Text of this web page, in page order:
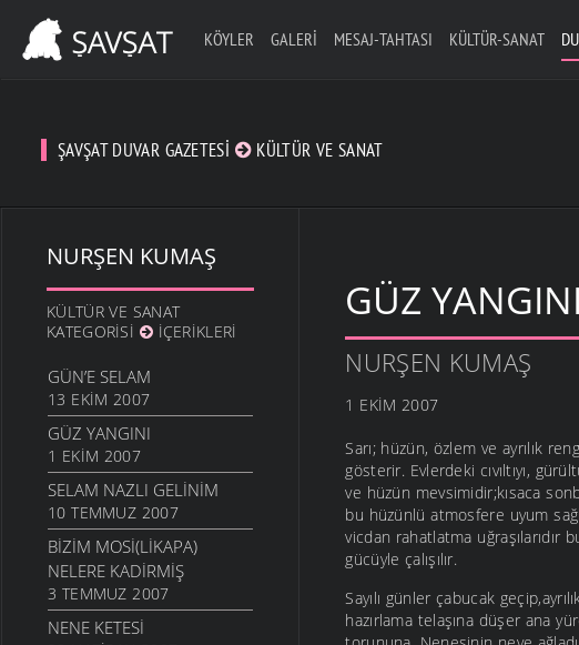
KÖYLER GALERI MESAJ-TAHTASI KÜLTÜR-SANAT
ŞAVŞAT DUVAR GAZETESI KÜLTÜR VE SANAT
NURŞEN KUMAŞ
KÜLTÜR VE SANAT
KATEGORISI
İÇERIKLERI
GÜN’E SELAM
13 EKIM 2007
GÜZ YANGINI
1 EKIM 2007
SELAM NAZLI GELINIM
10 TEMMUZ 2007
BIZIM MOSI(LIKAPA)
NELERE KADIRMIŞ
3 TEMMUZ 2007
NENE KETESI
GÜZ YANGINI
NURŞEN KUMAŞ
1 EKIM 2007
Sarı; hüzün, özlem ve ayrılık
gösterir. Evlerdeki cıvıltıyı,
ve hüzün mevsimidir;kısaca
bu hüzünlü atmosfere uyum
vicdan rahatlatma uğraşılarıdır
gücüyle çalışılır.
Sayılı günler çabucak
hazırlama telaşına düşer ana